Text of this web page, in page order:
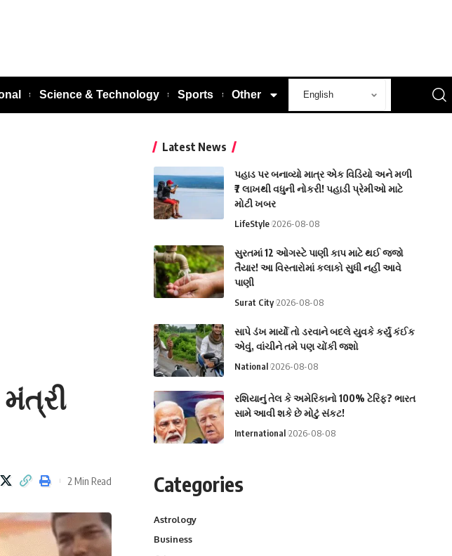
Science & Technology Sports Other
2 Min Read
Latest News
પહાડ પર બનાવ્યો માત્ર એક વિડિયો અને મળી
₹7 લાખથી વધુની નોકરી! પહાડી પ્રેમીઓ માટે
મોટી ખબર
LifeStyle 2026-08-08
સુરતમાં 12 ઓગસ્ટે પાણી કાપ માટે થઈ જજો
તૈયાર! આ વિસ્તારોમાં કલાકો સુધી નહીં આવે
પાણી
Surat City 2026-08-08
સાપે ડંખ માર્યો તો ડરવાને બદલે યુવકે કર્યું કંઈક
એવું, વાંચીને તમે પણ ચોંકી જશો
National 2026-08-08
રશિયાનું તેલ કે અમેરિકાનો 100% ટેરિફ? ભારત
સામે આવી શકે છે મોટું સંકટ!
International 2026-08-08
Categories
Astrology
Business